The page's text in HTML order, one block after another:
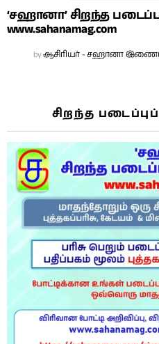
‘சஹானா’ சிறந்த
www.sahanamag.com
byஆசிரியர் - சஹானா
சிறந்த